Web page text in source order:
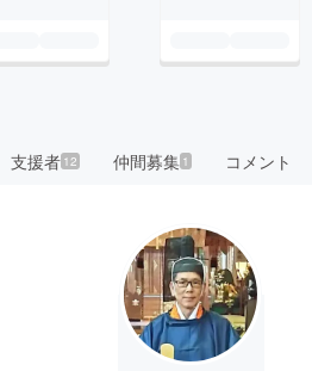
支援者 12 仲間募集 1 コメント